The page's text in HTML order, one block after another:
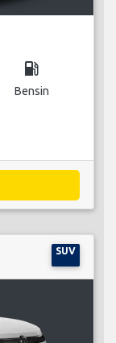
local_gas_station
Bensin
SUV